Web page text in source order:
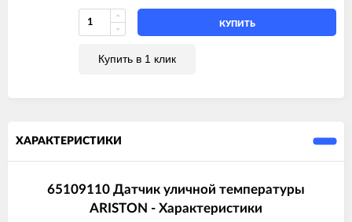
КУПИТЬ
Купить в 1 клик
ХАРАКТЕРИСТИКИ
65109110 Датчик уличной температуры
ARISTON - Характеристики